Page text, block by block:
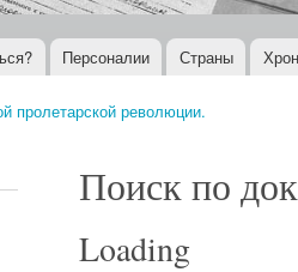
Персоналии Страны
пролетарской революции.
Поиск по
Loading